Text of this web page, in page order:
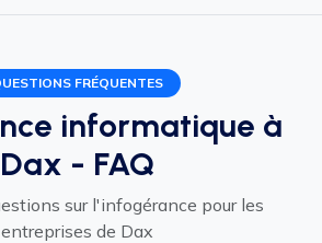
FRÉQUENTES
informatique à
Dax - FAQ
sur l'infogérance pour les
entreprises de Dax